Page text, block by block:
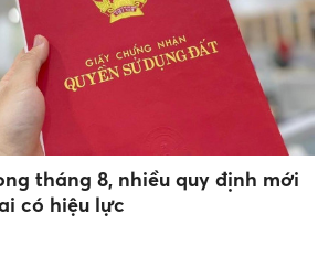
tháng 8, nhiều quy định mới
có hiệu lực